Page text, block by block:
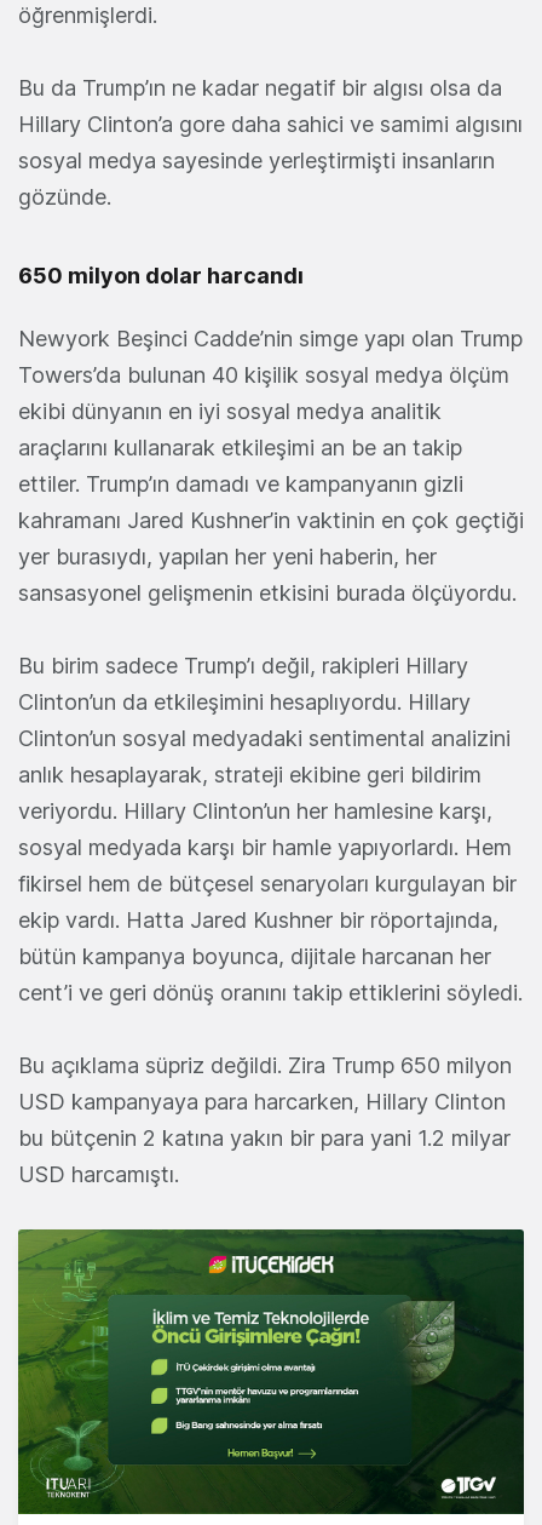
öğrenmişlerdi.
Bu da Trump’ın ne kadar negatif bir algısı olsa da
Hillary Clinton’a gore daha sahici ve samimi algısını
sosyal medya sayesinde yerleştirmişti insanların
gözünde.
650 milyon dolar harcandı
Newyork Beşinci Cadde’nin simge yapı olan Trump
Towers’da bulunan 40 kişilik sosyal medya ölçüm
ekibi dünyanın en iyi sosyal medya analitik
araçlarını kullanarak etkileşimi an be an takip
ettiler. Trump’ın damadı ve kampanyanın gizli
kahramanı Jared Kushner’in vaktinin en çok geçtiği
yer burasıydı, yapılan her yeni haberin, her
sansasyonel gelişmenin etkisini burada ölçüyordu.
Bu birim sadece Trump’ı değil, rakipleri Hillary
Clinton’un da etkileşimini hesaplıyordu. Hillary
Clinton’un sosyal medyadaki sentimental analizini
anlık hesaplayarak, strateji ekibine geri bildirim
veriyordu. Hillary Clinton’un her hamlesine karşı,
sosyal medyada karşı bir hamle yapıyorlardı. Hem
fikirsel hem de bütçesel senaryoları kurgulayan bir
ekip vardı. Hatta Jared Kushner bir röportajında,
bütün kampanya boyunca, dijitale harcanan her
cent’i ve geri dönüş oranını takip ettiklerini söyledi.
Bu açıklama süpriz değildi. Zira Trump 650 milyon
USD kampanyaya para harcarken, Hillary Clinton
bu bütçenin 2 katına yakın bir para yani 1.2 milyar
USD harcamıştı.